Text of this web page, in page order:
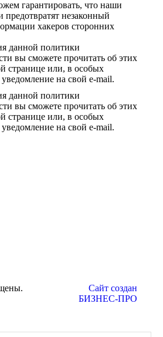
гарантировать, что наши
предотвратят незаконный
хакеров сторонних
данной политики
вы сможете прочитать об этих
странице или, в особых
на свой e-mail.
данной политики
вы сможете прочитать об этих
странице или, в особых
на свой e-mail.
Сайт создан
БИЗНЕС-ПРО